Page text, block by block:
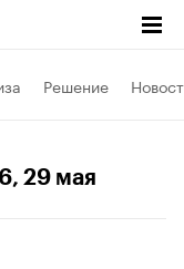
Решение
, 29 мая